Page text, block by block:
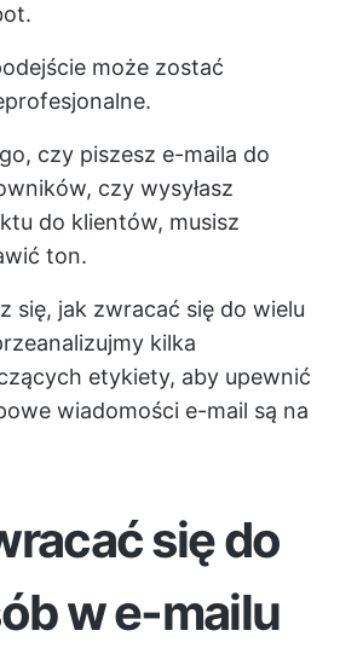
może zostać
czy piszesz e-maila do
czy wysyłasz
do klientów, musisz
ton.
się, jak zwracać się do wielu
kilka
etykiety, aby upewnić
wiadomości e-mail są na
się do
w e-mailu